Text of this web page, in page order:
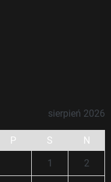
sierpień 2026
P S
N
1
2